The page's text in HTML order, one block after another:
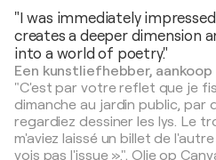
"I was immediately
creates a deeper dimension
into a world of poetry."
Een kunstliefhebber,
"C'est par votre reflet que je
dimanche au jardin public, par
regardiez dessiner les lys. Le
m'aviez laissé un billet de
vois pas l'issue ».", Olie op